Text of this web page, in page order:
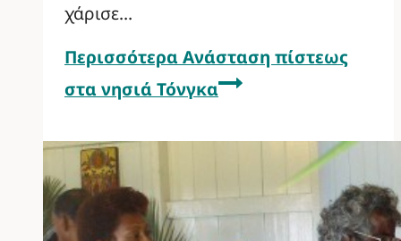
χάρισε…
Περισσότερα Ανάσταση πίστεως
στα νησιά Τόνγκα